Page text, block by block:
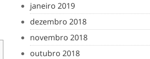
janeiro 2019
dezembro 2018
novembro 2018
outubro 2018